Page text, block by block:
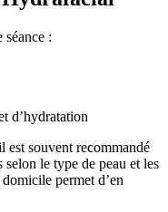
séance :
d’hydratation
est souvent recommandé
selon le type de peau et les
permet d’en